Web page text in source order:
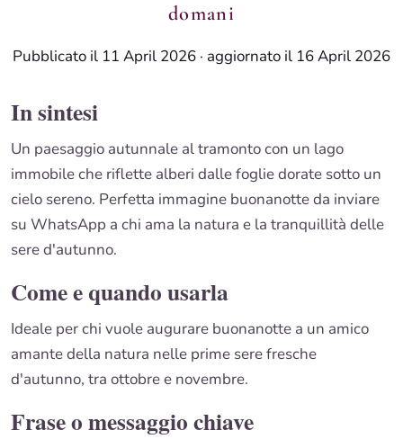
domani
Pubblicato il 11 April 2026 · aggiornato il 16 April 2026
In sintesi
Un paesaggio autunnale al tramonto con un lago
immobile che riflette alberi dalle foglie dorate sotto un
cielo sereno. Perfetta immagine buonanotte da inviare
su WhatsApp a chi ama la natura e la tranquillità delle
sere d'autunno.
Come e quando usarla
Ideale per chi vuole augurare buonanotte a un amico
amante della natura nelle prime sere fresche
d'autunno, tra ottobre e novembre.
Frase o messaggio chiave